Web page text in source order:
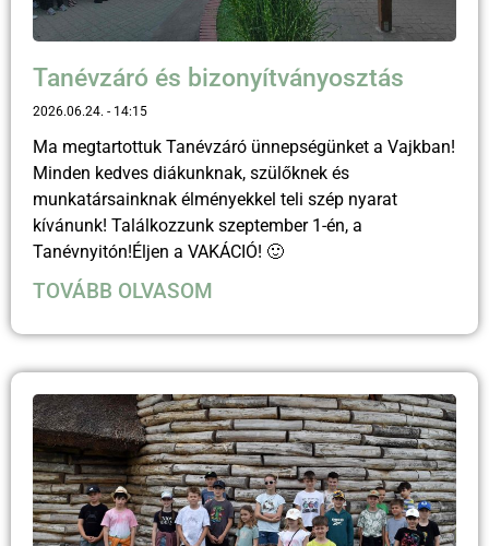
Tanévzáró és bizonyítványosztás
2026.06.24. 14:15
Ma megtartottuk Tanévzáró ünnepségünket a Vajkban!
Minden kedves diákunknak, szülőknek és
munkatársainknak élményekkel teli szép nyarat
kívánunk! Találkozzunk szeptember 1-én, a
Tanévnyitón!Éljen a VAKÁCIÓ! 🙂
TOVÁBB OLVASOM